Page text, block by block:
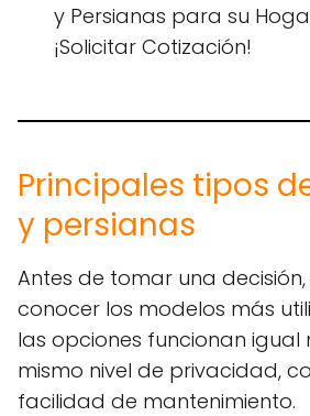
y Persianas para su
¡Solicitar Cotización!
Principales tipos
y persianas
Antes de tomar una
conocer los modelos más
las opciones funcionan igual
mismo nivel de privacidad,
facilidad de mantenimiento.